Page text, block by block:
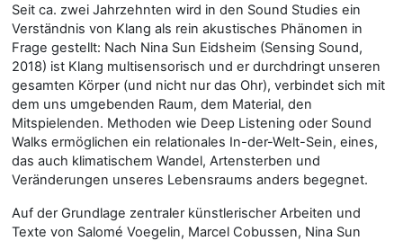
Seit ca. zwei Jahrzehnten wird in den Sound Studies ein
Verständnis von Klang als rein akustisches Phänomen in
Frage gestellt: Nach Nina Sun Eidsheim (Sensing Sound,
2018) ist Klang multisensorisch und er durchdringt unseren
gesamten Körper (und nicht nur das Ohr), verbindet sich mit
dem uns umgebenden Raum, dem Material, den
Mitspielenden. Methoden wie Deep Listening oder Sound
Walks ermöglichen ein relationales In-der-Welt-Sein, eines,
das auch klimatischem Wandel, Artensterben und
Veränderungen unseres Lebensraums anders begegnet.
Auf der Grundlage zentraler künstlerischer Arbeiten und
Texte von Salomé Voegelin, Marcel Cobussen, Nina Sun